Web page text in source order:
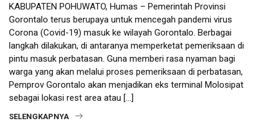
KABUPATEN POHUWATO, Humas – Pemerintah Provinsi
Gorontalo terus berupaya untuk mencegah pandemi virus
Corona (Covid-19) masuk ke wilayah Gorontalo. Berbagai
langkah dilakukan, di antaranya memperketat pemeriksaan di
pintu masuk perbatasan. Guna memberi rasa nyaman bagi
warga yang akan melalui proses pemeriksaan di perbatasan,
Pemprov Gorontalo akan menjadikan eks terminal Molosipat
sebagai lokasi rest area atau […]
SELENGKAPNYA